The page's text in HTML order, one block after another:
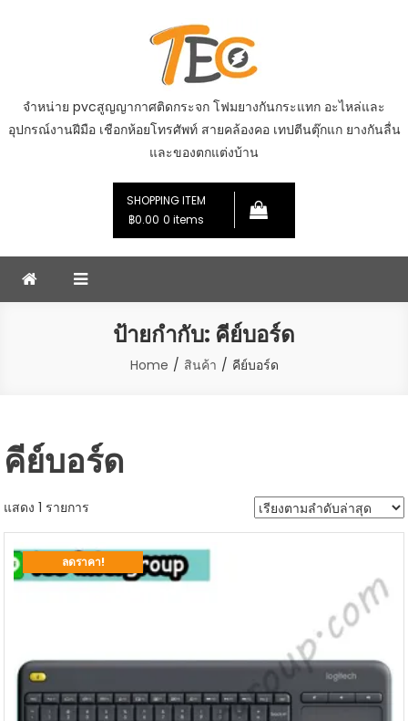
จำหน่าย pvcสูญญากาศติดกระจก โฟมยางกันกระแทก อะไหล่และ
อุปกรณ์งานฝีมือ เชือกห้อยโทรศัพท์ สายคล้องคอ เทปตีนตุ๊กแก ยางกันลื่น
และของตกแต่งบ้าน
SHOPPING ITEM
฿0.00 0 items
ป้ายกำกับ: คีย์บอร์ด
Home สินค้า คีย์บอร์ด
คีย์บอร์ด
แสดง 1 รายการ
ลดราคา!